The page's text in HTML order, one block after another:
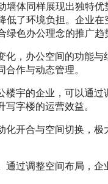
墙体同样展现出独特优
低了环境负担。企业
色办公理念的推广趋
，办公空间的功能
作与动态管理。
宇的企业，可以通
字楼的运营效益。
开合与空间切换，
过调整空间布局，